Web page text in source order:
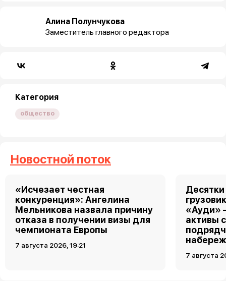
Алина Полунчукова
Заместитель главного редактора
Категория
общество
Новостной поток
«Исчезает честная
конкуренция»: Ангелина
Мельникова назвала причину
отказа в получении визы для
чемпионата Европы
7 августа 2026, 19:21
«Ауди»
активы
7 августа